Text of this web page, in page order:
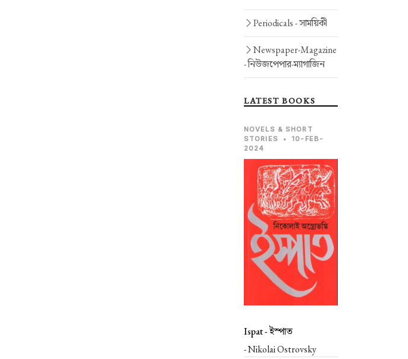
Periodicals -সাময়িকী
Newspaper-Magazine
-নিউজপেপার-ম্যাগাজিন
LATEST BOOKS
NOVELS & SHORT
STORIES
•
10-FEB-
2024
Ispat -ইস্পাত
- Nikolai Ostrovsky